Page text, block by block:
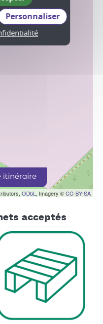
ODbL , Imagery ©CC-BY-SA
itinéraire
acceptés
Personnaliser